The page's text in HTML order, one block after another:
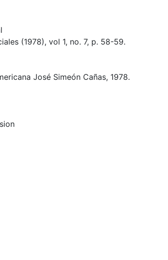
(1978), vol 1, no. 7, p. 58-59.
José Simeón Cañas, 1978.